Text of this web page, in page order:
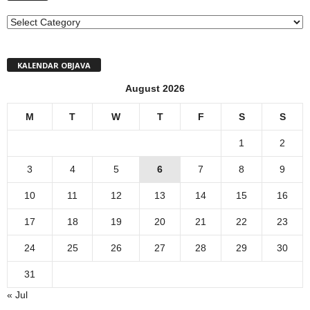
MENI
KALENDAR OBJAVA
August 2026
M T W T F S S
1 2
3 4 5 6 7 8 9
10 11 12 13 14 15 16
17 18 19 20 21 22 23
24 25 26 27 28 29 30
31
« Jul